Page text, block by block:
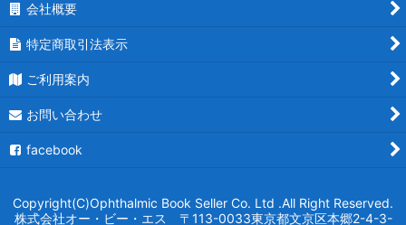
会社概要
特定商取引法表示
ご利用案内
お問い合わせ
facebook
Copyright(C)Ophthalmic Book Seller Co. Ltd .All Right Reserved.
株式会社オー・ビー・エス 〒113-0033東京都文京区本郷2-4-3-